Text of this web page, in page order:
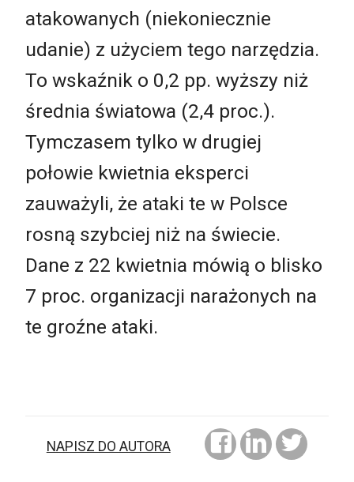
atakowanych (niekoniecznie
udanie) z użyciem tego narzędzia.
To wskaźnik o 0,2 pp. wyższy niż
średnia światowa (2,4 proc.).
Tymczasem tylko w drugiej
połowie kwietnia eksperci
zauważyli, że ataki te w Polsce
rosną szybciej niż na świecie.
Dane z 22 kwietnia mówią o blisko
7 proc. organizacji narażonych na
te groźne ataki.
NAPISZ DO AUTORA